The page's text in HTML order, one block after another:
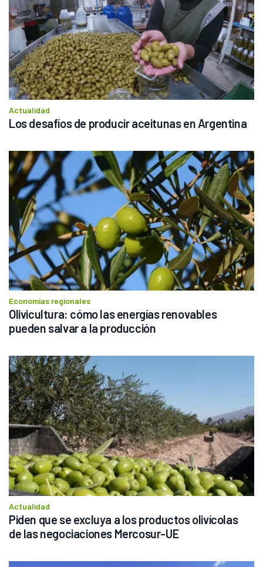
Actualidad
Los desafíos de producir aceitunas en Argentina
Economías regionales
Olivicultura: cómo las energías renovables
pueden salvar a la producción
Actualidad
Piden que se excluya a los productos olivícolas
de las negociaciones Mercosur-UE